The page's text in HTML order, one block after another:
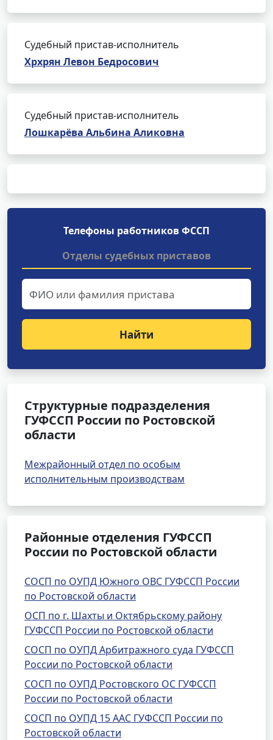
Судебный пристав-исполнитель
Хрхрян Левон Бедросович
Судебный пристав-исполнитель
Лошкарёва Альбина Аликовна
Телефоны работников ФССП
Отделы судебных приставов
Найти
Структурные подразделения
ГУФССП России по Ростовской
области
Межрайонный отдел по особым
исполнительным производствам
Районные отделения ГУФССП
России по Ростовской области
СОСП по ОУПД Южного ОВС ГУФССП России
по Ростовской области
ОСП по г. Шахты и Октябрьскому району
ГУФССП России по Ростовской области
СОСП по ОУПД Арбитражного суда ГУФССП
России по Ростовской области
СОСП по ОУПД Ростовского ОС ГУФССП
России по Ростовской области
СОСП по ОУПД 15 ААС ГУФССП России по
Ростовской области